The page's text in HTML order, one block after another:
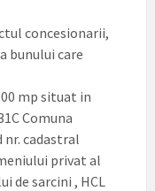
concesionarii,
bunului care
mp situat in
Comuna
nr. cadastral
privat al
de sarcini , HCL